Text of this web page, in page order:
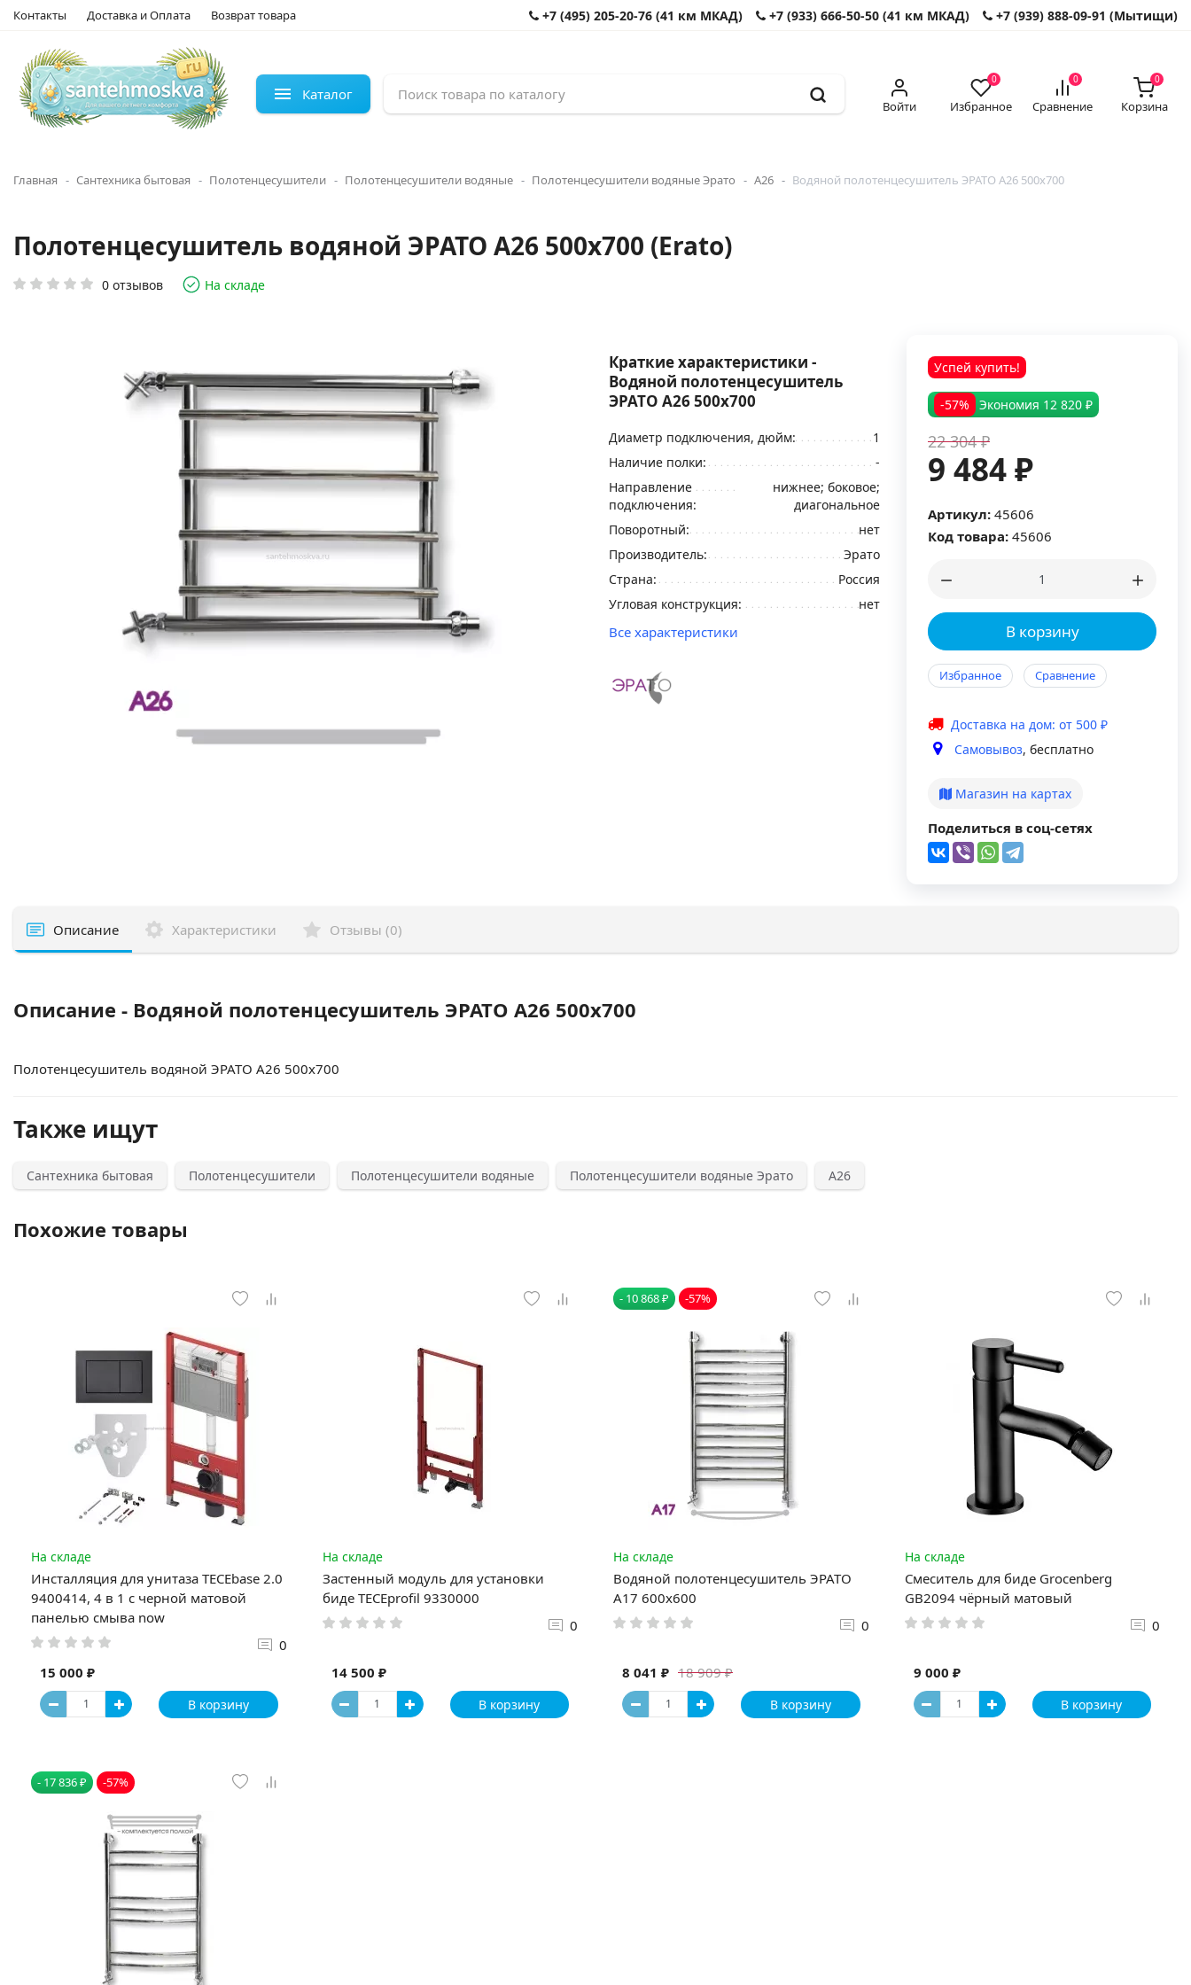
Контакты Доставка и Оплата Возврат товара +7 (495) 205-20-76 (41 км МКАД) +7 (933) 666-50-50 (41 км МКАД) +7 (939) 888-09-91 (Мытищи)
Каталог
Войти
0
Избранное
0
Сравнение
0
Корзина
Главная Сантехника бытовая Полотенцесушители Полотенцесушители водяные Полотенцесушители водяные Эрато А26 Водяной полотенцесушитель ЭРАТО А26 500x700
Полотенцесушитель водяной ЭРАТО А26 500x700 (Erato)
0 отзывов На складе
Успей купить!
-57% Экономия 12 820 ₽
22 304 ₽
9 484 ₽
Артикул: 45606
Код товара: 45606
В корзину
Избранное Сравнение
Доставка на дом: от 500 ₽
Самовывоз, бесплатно
Магазин на картах
Поделиться в соц-сетях
Краткие характеристики -
Водяной полотенцесушитель
ЭРАТО А26 500x700
Диаметр подключения, дюйм:
1
Наличие полки:
-
Направление
подключения:
нижнее; боковое;
диагональное
Поворотный:
нет
Производитель:
Эрато
Страна:
Россия
Угловая конструкция:
нет
Все характеристики
Описание Характеристики Отзывы (0)
Описание - Водяной полотенцесушитель ЭРАТО А26 500x700
Полотенцесушитель водяной ЭРАТО А26 500x700
Также ищут
Сантехника бытовая Полотенцесушители Полотенцесушители водяные Полотенцесушители водяные Эрато А26
Похожие товары
На складе
Инсталляция для унитаза TECEbase 2.0
9400414, 4 в 1 с черной матовой
панелью смыва now
0
15 000 ₽
В корзину
На складе
Застенный модуль для установки
биде TECEprofil 9330000
0
14 500 ₽
В корзину
- 10 868 ₽ -57%
На складе
Водяной полотенцесушитель ЭРАТО
А17 600x600
0
18 909 ₽
8 041 ₽
В корзину
На складе
Смеситель для биде Grocenberg
GB2094 чёрный матовый
0
9 000 ₽
В корзину
- 17 836 ₽ -57%